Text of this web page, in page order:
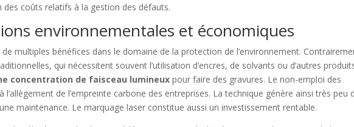
des coûts relatifs à la gestion des défauts.
environnementales et économiques
multiples bénéfices dans le domaine de la protection de l’environnement.
qui nécessitent souvent l’utilisation d’encres, de solvants ou d’autres
concentration de faisceau lumineux pour faire des gravures. Le non-emploi des
de l’empreinte carbone des entreprises. La technique génère ainsi très peu
maintenance. Le marquage laser constitue aussi un investissement rentable.